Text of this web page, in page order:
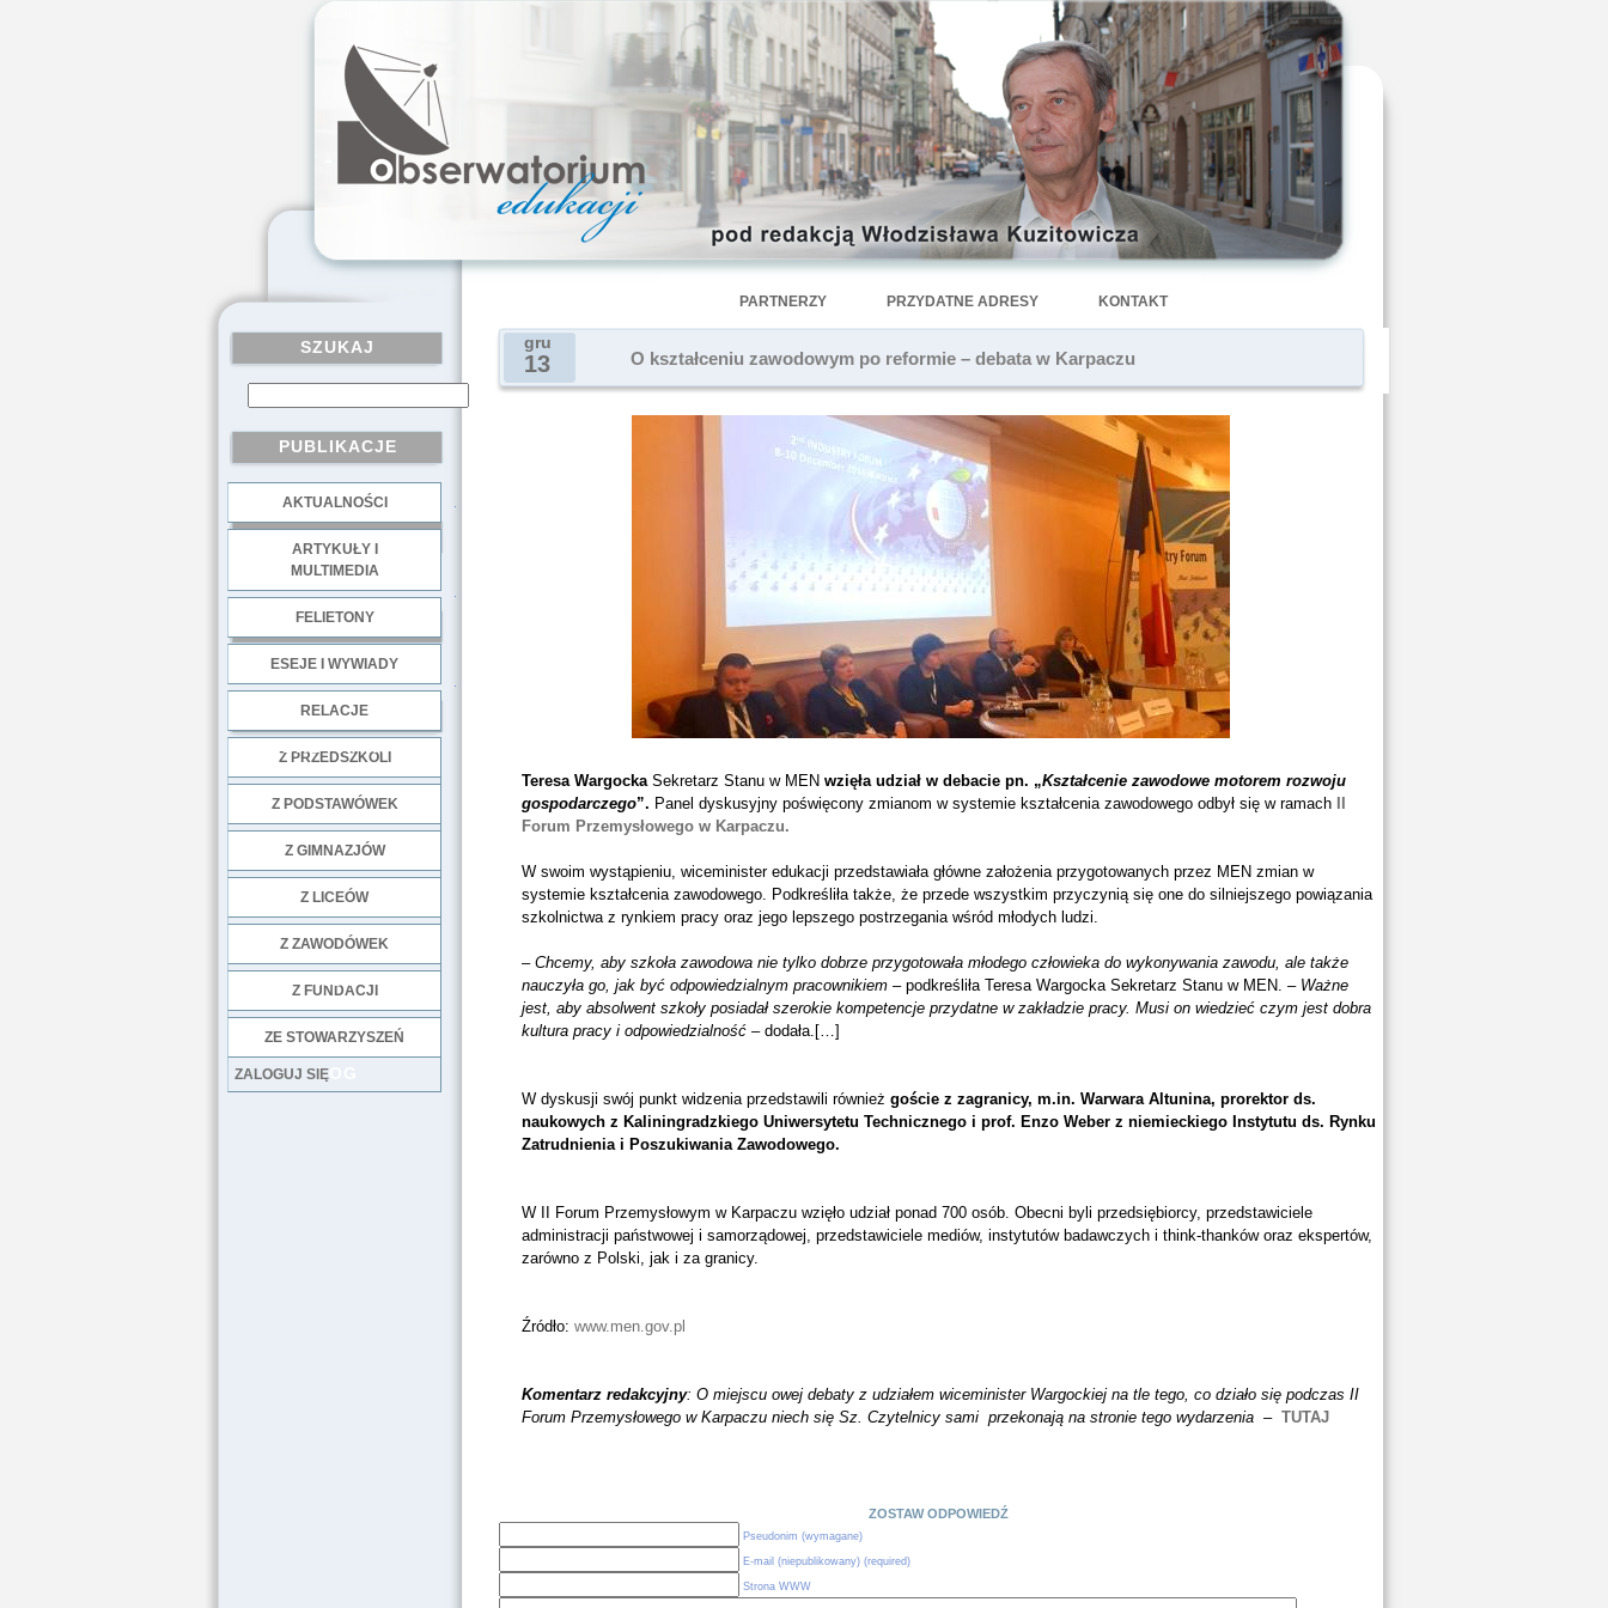
PARTNERZY PRZYDATNE ADRESY KONTAKT
SZUKAJ
PUBLIKACJE
AKTUALNOŚCI
ARTYKUŁY I
MULTIMEDIA
FELIETONY
ESEJE I WYWIADY
RELACJE
Z PRZEDSZKOLI
Z PODSTAWÓWEK
Z GIMNAZJÓW
Z LICEÓW
Z ZAWODÓWEK
Z FUNDACJI
ZE STOWARZYSZEŃ
LOG
ZALOGUJ SIĘ
gru
13 O kształceniu zawodowym po reformie – debata w Karpaczu
Teresa WargockaSekretarz Stanu w MEN wzięła udział w debacie pn. „Kształcenie zawodowe motorem rozwoju
gospodarczego”. Panel dyskusyjny poświęcony zmianom w systemie kształcenia zawodowego odbył się w ramach
Forum Przemysłowego w Karpaczu.
W swoim wystąpieniu, wiceminister edukacji przedstawiała główne założenia przygotowanych przez MEN zmian w
systemie kształcenia zawodowego. Podkreśliła także, że przede wszystkim przyczynią się one do silniejszego powiązania
szkolnictwa z rynkiem pracy oraz jego lepszego postrzegania wśród młodych ludzi.
– Chcemy, aby szkoła zawodowa nie tylko dobrze przygotowała młodego człowieka do wykonywania zawodu, ale także
nauczyła go, jak być odpowiedzialnym pracownikiem– podkreśliła Teresa Wargocka Sekretarz Stanu w MEN. – Ważne
jest, aby absolwent szkoły posiadał szerokie kompetencje przydatne w zakładzie pracy. Musi on wiedzieć czym jest dobra
kultura pracy i odpowiedzialność– dodała.[…]
W dyskusji swój punkt widzenia przedstawili również goście z zagranicy, m.in. Warwara Altunina, prorektor ds.
naukowych z Kaliningradzkiego Uniwersytetu Technicznego i prof. Enzo Weber z niemieckiego Instytutu ds. Rynku
Zatrudnienia i Poszukiwania Zawodowego.
W II Forum Przemysłowym w Karpaczu wzięło udział ponad 700 osób. Obecni byli przedsiębiorcy, przedstawiciele
administracji państwowej i samorządowej, przedstawiciele mediów, instytutów badawczych i think-thanków oraz ekspertów,
zarówno z Polski, jak i za granicy.
Źródło: www.men.gov.pl
Komentarz redakcyjny: O miejscu owej debaty z udziałem wiceminister Wargockiej na tle tego, co działo się podczas II
Forum Przemysłowego w Karpaczu niech się Sz. Czytelnicy sami przekonają na stronie tego wydarzenia – TUTAJ
ZOSTAW ODPOWIEDŹ
Pseudonim (wymagane)
E-mail (niepublikowany) (required)
Strona WWW